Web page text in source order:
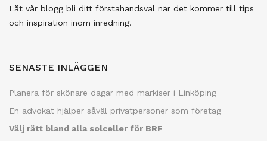
Låt vår blogg bli ditt förstahandsval när det kommer till tips
och inspiration inom inredning.
SENASTE INLÄGGEN
Planera för skönare dagar med markiser i Linköping
En advokat hjälper såväl privatpersoner som företag
Välj rätt bland alla solceller för BRF